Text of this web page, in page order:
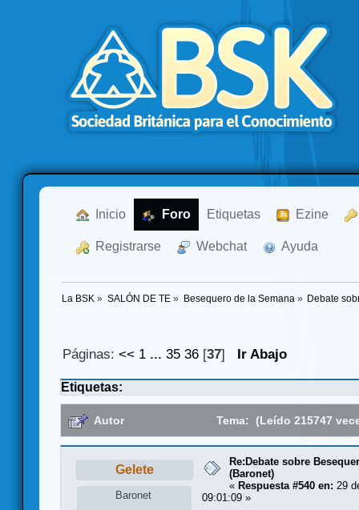
Inicio Foro Etiquetas Ezine
Registrarse Webchat Ayuda
La BSK » SALÓN DE TE » Besequero de la Semana » Debate
Páginas:<< 1 ...35 36 [37] Ir Abajo
Etiquetas:
Autor Tema: (Leído 215747
Gelete
Baronet
Re:Debate sobre
(Baronet)
« Respuesta #540 en: 29
09:01:09 »